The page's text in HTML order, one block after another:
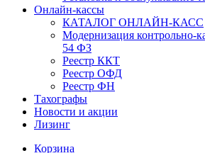
Онлайн-кассы
КАТАЛОГ ОНЛАЙН-КАСС
Модернизация контрольно-
54 ФЗ
Реестр ККТ
Реестр ОФД
Реестр ФН
Тахографы
Новости и акции
Лизинг
Корзина